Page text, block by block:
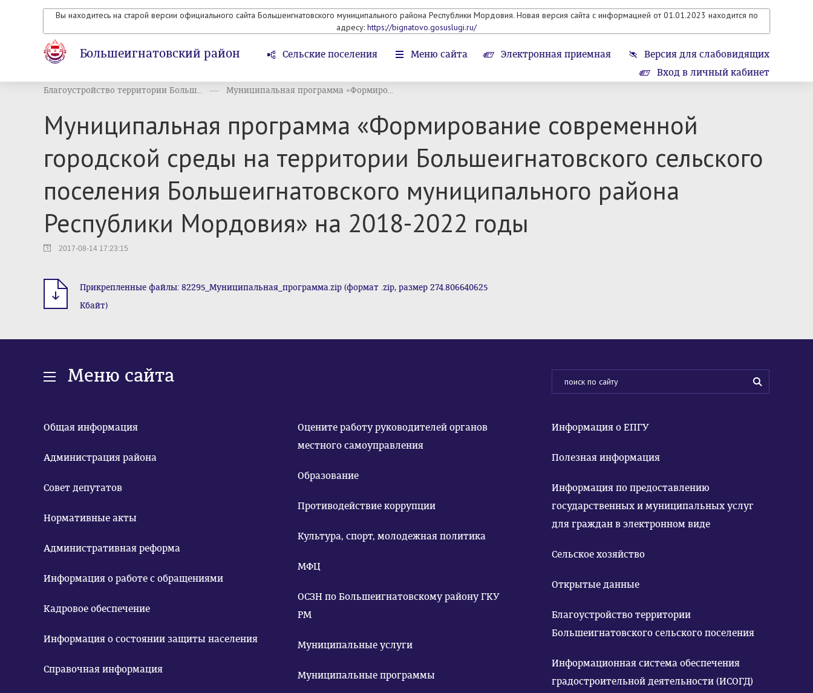
Вы находитесь на старой версии официального сайта Большеигнатовского муниципального района Республики Мордовия. Новая версия сайта с информацией от 01.01.2023 находится по
адресу: https://bignatovo.gosuslugi.ru/
Большеигнатовский район Сельские поселения Меню сайта Электронная приемная
Версия для слабовидящих
Вход в личный кабинет
Благоустройство территории Больш... Муниципальная программа «Формиро...
Муниципальная программа «Формирование современной
городской среды на территории Большеигнатовского сельского
поселения Большеигнатовского муниципального района
Республики Мордовия» на 2018-2022 годы
2017-08-14 17:23:15
Прикрепленные файлы: 82295_Муниципальная_программа.zip (формат .zip, размер 274.806640625
Кбайт)
Меню сайта
Общая информация
Администрация района
Совет депутатов
Нормативные акты
Административная реформа
Информация о работе с обращениями
Кадровое обеспечение
Информация о состоянии защиты населения
Справочная информация
Оцените работу руководителей органов
местного самоуправления
Образование
Противодействие коррупции
Культура, спорт, молодежная политика
МФЦ
ОСЗН по Большеигнатовскому району ГКУ
РМ
Муниципальные услуги
Муниципальные программы
Информация о ЕПГУ
Полезная информация
Информация по предоставлению
государственных и муниципальных услуг
для граждан в электронном виде
Сельское хозяйство
Открытые данные
Благоустройство территории
Большеигнатовского сельского поселения
Информационная система обеспечения
градостроительной деятельности (ИСОГД)